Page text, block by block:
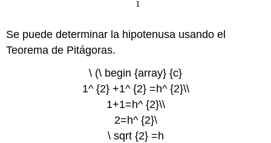
Se puede determinar la hipotenusa usando el
Teorema de Pitágoras.
\ (\ begin {array} {c}
1^ {2} +1^ {2} =h^ {2}\\
1+1=h^ {2}\\
2=h^ {2}\
\ sqrt {2} =h